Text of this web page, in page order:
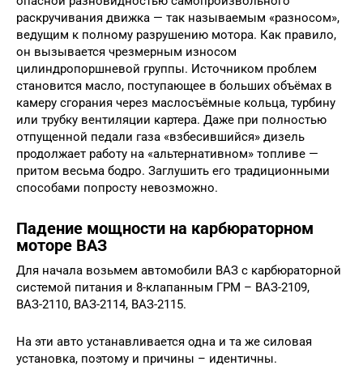
раскручивания движка — так называемым «разносом»,
ведущим к полному разрушению мотора. Как правило,
он вызывается чрезмерным износом
цилиндропоршневой группы. Источником проблем
становится масло, поступающее в больших объёмах в
камеру сгорания через маслосъёмные кольца, турбину
или трубку вентиляции картера. Даже при полностью
отпущенной педали газа «взбесившийся» дизель
продолжает работу на «альтернативном» топливе —
притом весьма бодро. Заглушить его традиционными
способами попросту невозможно.
Падение мощности на карбюраторном
моторе ВАЗ
Для начала возьмем автомобили ВАЗ с карбюраторной
системой питания и 8-клапанным ГРМ – ВАЗ-2109,
ВАЗ-2110, ВАЗ-2114, ВАЗ-2115.
На эти авто устанавливается одна и та же силовая
установка, поэтому и причины – идентичны.